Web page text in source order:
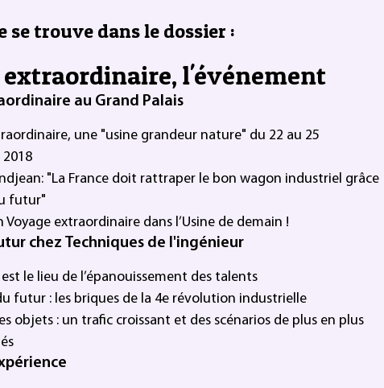
se trouve dans le dossier :
extraordinaire, l'événement
au Grand Palais
une "usine grandeur nature" du 22 au 25
"La France doit rattraper le bon wagon industriel grâce
futur"
Voyage extraordinaire dans l’Usine de demain !
chez Techniques de l'ingénieur
est le lieu de l’épanouissement des talents
futur : les briques de la 4e révolution industrielle
objets : un trafic croissant et des scénarios de plus en plus